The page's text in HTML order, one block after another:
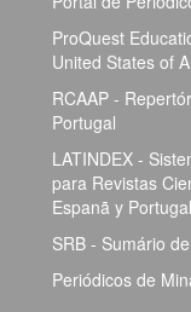
ProQuest
United States of
RCAAP -
Portugal
LATINDEX -
para Revistas
Espanã y Portugal
SRB - Sumário
Periódicos de